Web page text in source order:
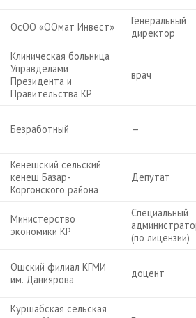
ОсОО «ООмат Инвест»
Генеральный
директор
Клиническая больница
Управделами
Президента и
Правительства КР
врач
Безработный —
Кенешский сельский
кенеш Базар-
Коргонского района
Депутат
Министерство
экономики КР
Специальный
(по лицензии)
Ошский филиал КГМИ
им. Даниярова
доцент
Куршабская сельская